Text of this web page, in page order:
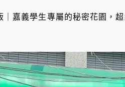
｜嘉義學生專屬的秘密花園，